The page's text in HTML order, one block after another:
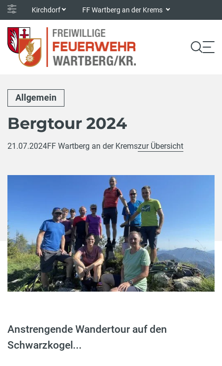
Kirchdorf FF Wartberg an der Krems
Allgemein
Bergtour 2024
21.07.2024FF Wartberg an der Kremszur Übersicht
Anstrengende Wandertour auf den
Schwarzkogel...